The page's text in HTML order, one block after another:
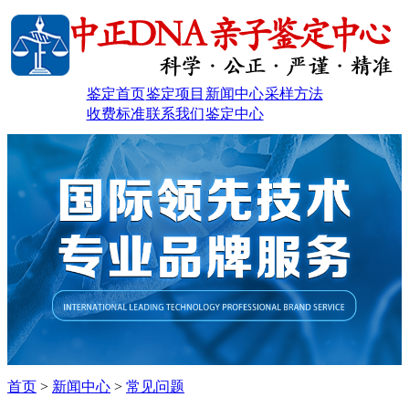
鉴定首页鉴定项目 新闻中心采样方法
收费标准联系我们鉴定中心
首页 > 新闻中心 > 常见问题